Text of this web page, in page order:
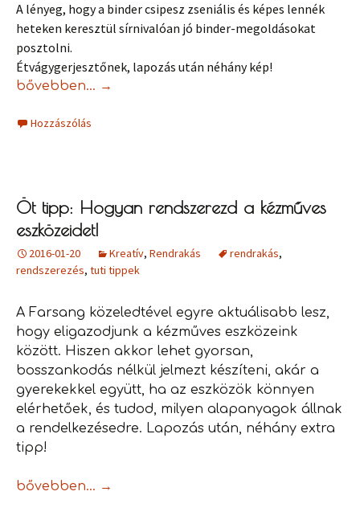
A lényeg, hogy a binder csipesz zseniális és képes lennék
heteken keresztül sírnivalóan jó binder-megoldásokat
posztolni.
Étvágygerjesztőnek, lapozás után néhány kép!
Bindert minden háztartásba!
bővebben… →
Hozzászólás
Öt tipp: Hogyan rendszerezd a kézműves
eszközeidet!
2016-01-20 Kreatív, Rendrakás rendrakás,
rendszerezés, tuti tippek
A Farsang közeledtével egyre aktuálisabb lesz,
hogy eligazodjunk a kézműves eszközeink
között. Hiszen akkor lehet gyorsan,
bosszankodás nélkül jelmezt készíteni, akár a
gyerekekkel együtt, ha az eszközök könnyen
elérhetőek, és tudod, milyen alapanyagok állnak
a rendelkezésedre. Lapozás után, néhány extra
tipp!
Öt tipp: Hogyan rendszerezd a kézműves
bővebben… →